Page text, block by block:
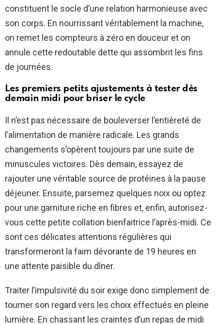
constituent le socle d’une relation harmonieuse avec
son corps. En nourrissant véritablement la machine,
on remet les compteurs à zéro en douceur et on
annule cette redoutable dette qui assombrit les fins
de journées.
Les premiers petits ajustements à tester dès
demain midi pour briser le cycle
Il n’est pas nécessaire de bouleverser l’entièreté de
l’alimentation de manière radicale. Les grands
changements s’opèrent toujours par une suite de
minuscules victoires. Dès demain, essayez de
rajouter une véritable source de protéines à la pause
déjeuner. Ensuite, parsemez quelques noix ou optez
pour une garniture riche en fibres et, enfin, autorisez-
vous cette petite collation bienfaitrice l’après-midi. Ce
sont ces délicates attentions régulières qui
transformeront la faim dévorante de 19 heures en
une attente paisible du dîner.
Traiter l’impulsivité du soir exige donc simplement de
tourner son regard vers les choix effectués en pleine
lumière. En chassant les craintes d’un repas de midi